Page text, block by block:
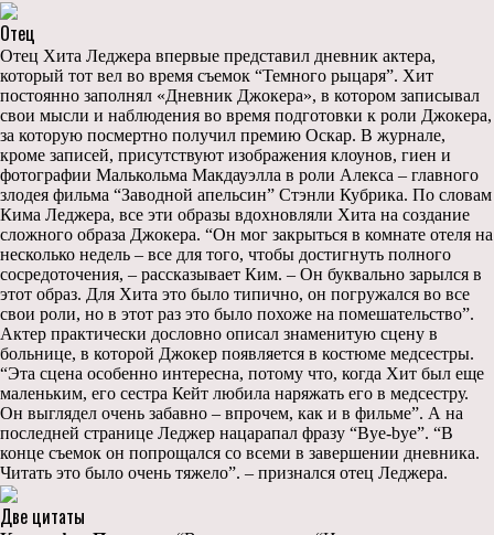
Отец
Отец Хита Леджера впервые представил дневник актера,
который тот вел во время съемок “Темного рыцаря”. Хит
постоянно заполнял «Дневник Джокера», в котором записывал
свои мысли и наблюдения во время подготовки к роли Джокера,
за которую посмертно получил премию Оскар. В журнале,
кроме записей, присутствуют изображения клоунов, гиен и
фотографии Малькольма Макдауэлла в роли Алекса – главного
злодея фильма “Заводной апельсин” Стэнли Кубрика. По словам
Кима Леджера, все эти образы вдохновляли Хита на создание
сложного образа Джокера. “Он мог закрыться в комнате отеля на
несколько недель – все для того, чтобы достигнуть полного
сосредоточения, – рассказывает Ким. – Он буквально зарылся в
этот образ. Для Хита это было типично, он погружался во все
свои роли, но в этот раз это было похоже на помешательство”.
Актер практически дословно описал знаменитую сцену в
больнице, в которой Джокер появляется в костюме медсестры.
“Эта сцена особенно интересна, потому что, когда Хит был еще
маленьким, его сестра Кейт любила наряжать его в медсестру.
Он выглядел очень забавно – впрочем, как и в фильме”. А на
последней странице Леджер нацарапал фразу “Bye-bye”. “В
конце съемок он попрощался со всеми в завершении дневника.
Читать это было очень тяжело”. – признался отец Леджера.
Две цитаты